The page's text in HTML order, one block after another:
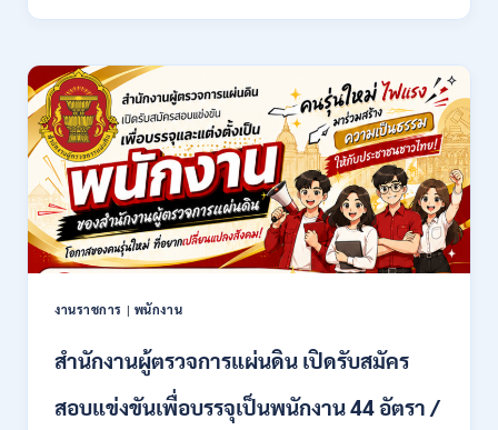
กพ.
สมัคร
17
–
21
สิงหาคม
2569
ราช
ล้าน
เชียงใหม่
เปิด
รับ
สมัคร
คัด
เลือก
บุคคล
เพื่อ
เป็น
หลาย
อัตรา
/
งานราชการ | พนักงาน
สำนักงานผู้ตรวจการแผ่นดิน เปิดรับสมัคร
สอบแข่งขันเพื่อบรรจุเป็นพนักงาน 44 อัตรา /